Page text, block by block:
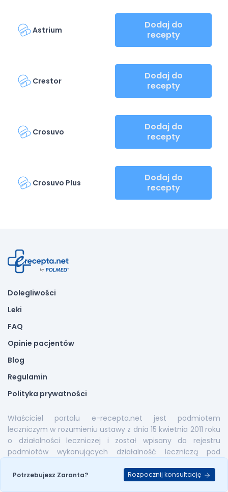
Astrium
Dodaj do
recepty
Crestor
Dodaj do
recepty
Crosuvo
Dodaj do
recepty
Crosuvo Plus
Dodaj do
recepty
Potrzebujesz Zaranta? Rozpocznij konsultację
Dolegliwości
Leki
FAQ
Opinie pacjentów
Blog
Regulamin
Polityka prywatności
Właściciel portalu e-recepta.net jest podmiotem
leczniczym w rozumieniu ustawy z dnia 15 kwietnia 2011 roku
o działalności leczniczej i został wpisany do rejestru
podmiotów wykonujących działalność leczniczą pod